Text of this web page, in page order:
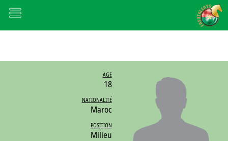
AGE
18
NATIONALITÉ
Maroc
POSITION
Milieu